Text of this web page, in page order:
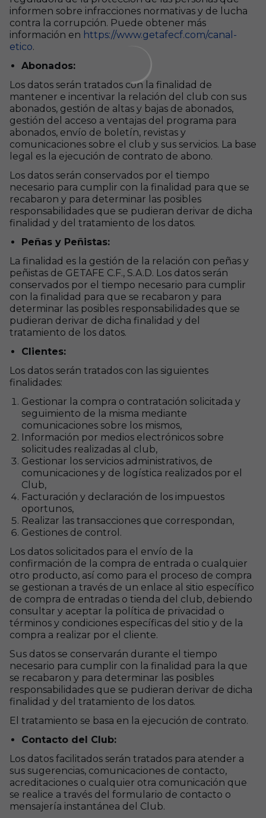
informen sobre infracciones normativas y de lucha
contra la corrupción. Puede obtener más
información en https://www.getafecf.com/canal-
etico.
Abonados:
Los datos serán tratados con la finalidad de
mantener e incentivar la relación del club con sus
abonados, gestión de altas y bajas de abonados,
gestión del acceso a ventajas del programa para
abonados, envío de boletín, revistas y
comunicaciones sobre el club y sus servicios. La base
legal es la ejecución de contrato de abono.
Los datos serán conservados por el tiempo
necesario para cumplir con la finalidad para que se
recabaron y para determinar las posibles
responsabilidades que se pudieran derivar de dicha
finalidad y del tratamiento de los datos.
Peñas y Peñistas:
La finalidad es la gestión de la relación con peñas y
peñistas de GETAFE C.F., S.A.D. Los datos serán
conservados por el tiempo necesario para cumplir
con la finalidad para que se recabaron y para
determinar las posibles responsabilidades que se
pudieran derivar de dicha finalidad y del
tratamiento de los datos.
Clientes:
Los datos serán tratados con las siguientes
finalidades:
Gestionar la compra o contratación solicitada y
seguimiento de la misma mediante
comunicaciones sobre los mismos,
Información por medios electrónicos sobre
solicitudes realizadas al club,
Gestionar los servicios administrativos, de
comunicaciones y de logística realizados por el
Club,
Facturación y declaración de los impuestos
oportunos,
Realizar las transacciones que correspondan,
Gestiones de control.
Los datos solicitados para el envío de la
confirmación de la compra de entrada o cualquier
otro producto, así como para el proceso de compra
se gestionan a través de un enlace al sitio específico
de compra de entradas o tienda del club, debiendo
consultar y aceptar la política de privacidad o
términos y condiciones específicas del sitio y de la
compra a realizar por el cliente.
Sus datos se conservarán durante el tiempo
necesario para cumplir con la finalidad para la que
se recabaron y para determinar las posibles
responsabilidades que se pudieran derivar de dicha
finalidad y del tratamiento de los datos.
El tratamiento se basa en la ejecución de contrato.
Contacto del Club:
Los datos facilitados serán tratados para atender a
sus sugerencias, comunicaciones de contacto,
acreditaciones o cualquier otra comunicación que
se realice a través del formulario de contacto o
mensajería instantánea del Club.